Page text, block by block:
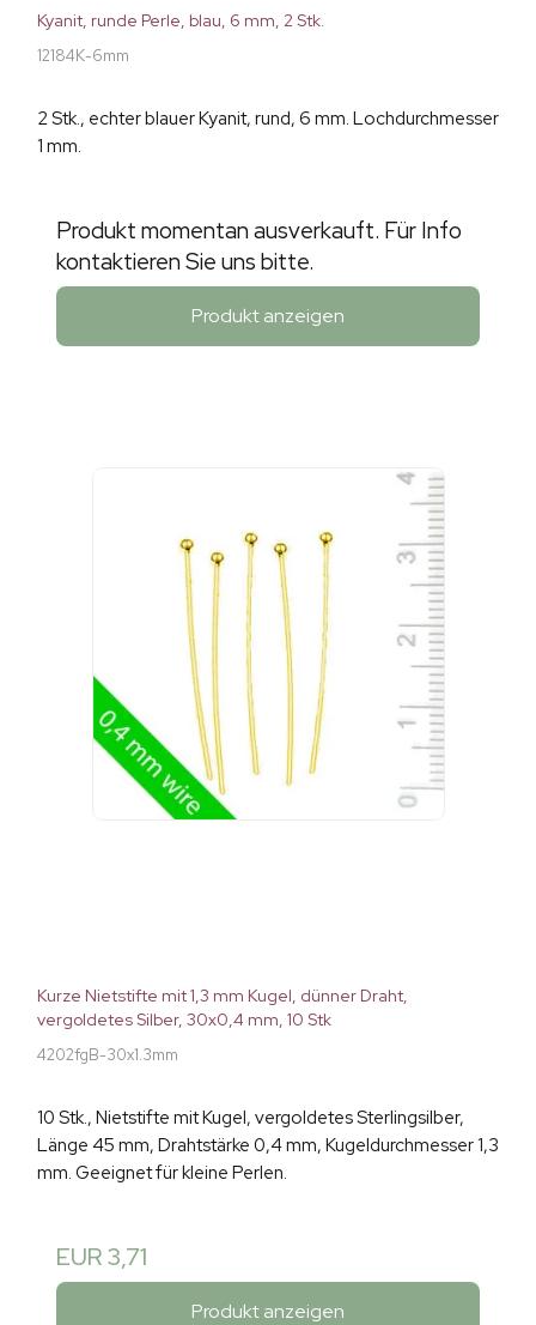
Kyanit, runde Perle, blau, 6 mm, 2 Stk.
12184K-6mm
2 Stk., echter blauer Kyanit, rund, 6 mm. Lochdurchmesser
1 mm.
Produkt momentan ausverkauft. Für Info
kontaktieren Sie uns bitte.
Produkt anzeigen
Kurze Nietstifte mit 1,3 mm Kugel, dünner Draht,
vergoldetes Silber, 30x0,4 mm, 10 Stk
4202fgB-30x1.3mm
10 Stk., Nietstifte mit Kugel, vergoldetes Sterlingsilber,
Länge 45 mm, Drahtstärke 0,4 mm, Kugeldurchmesser 1,3
mm. Geeignet für kleine Perlen.
EUR 3,71
Produkt anzeigen